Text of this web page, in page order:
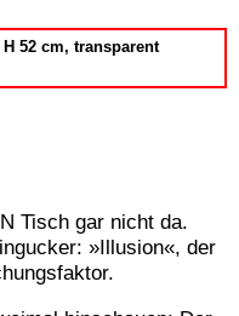
52 cm, transparent
Tisch gar nicht da.
»Illusion«, der